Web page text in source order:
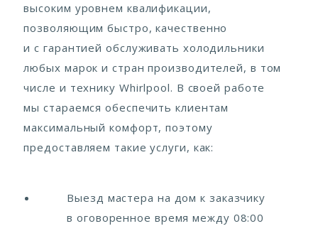
высоким уровнем квалификации,
позволяющим быстро, качественно
и с гарантией обслуживать холодильники
любых марок и стран производителей, в том
числе и технику Whirlpool. В своей работе
мы стараемся обеспечить клиентам
максимальный комфорт, поэтому
предоставляем такие услуги, как:
Выезд мастера на дом к заказчику
в оговоренное время между 08:00